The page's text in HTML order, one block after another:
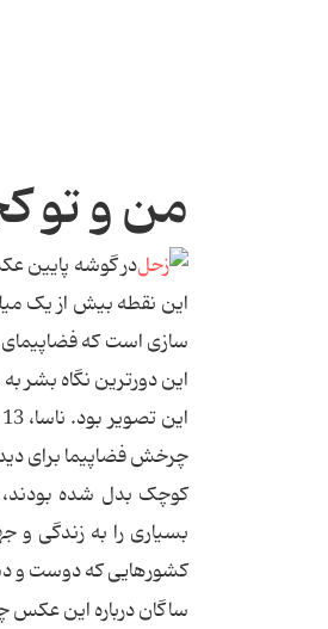
من و تو
در گوشه پایین
این نقطه بیش از یک
این تصویر بود. ناسا، 13 سال پس از
چرخش فضاپیما برای
کوچک بدل شده
بسیاری را به زندگی
کشورهایی که دوست و
ساگان درباره این